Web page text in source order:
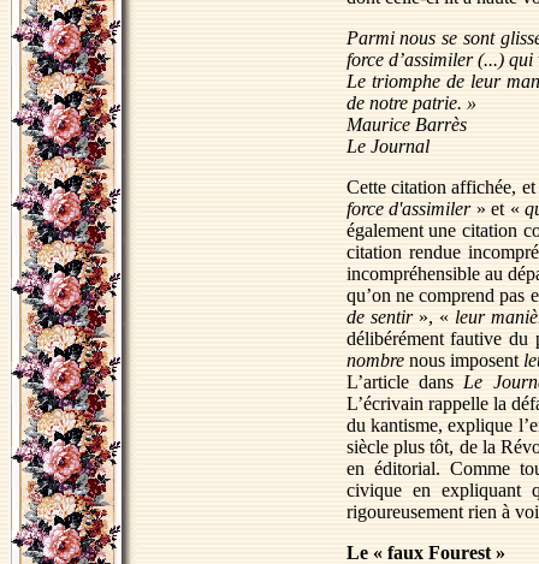
Parmi nous se sont
force d’assimiler (...)
Le triomphe de leur
de notre patrie. »
Maurice Barrès
Le Journal
Cette citation affichée,
force d'assimiler» et «
également une citation
citation rendue
incompréhensible au
qu’on ne comprend pas
de sentir», « leur
délibérément fautive du
nombrenous imposent
L’article dans Le
L’écrivain rappelle la
du kantisme, explique
siècle plus tôt, de la
en éditorial. Comme
civique en expliquant
rigoureusement rien à
Le « faux Fourest »